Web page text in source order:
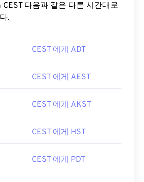
다음과 같은 다른 시간대로
.
CEST 에게 ADT
CEST 에게 AEST
CEST 에게 AKST
CEST 에게 HST
CEST 에게 PDT